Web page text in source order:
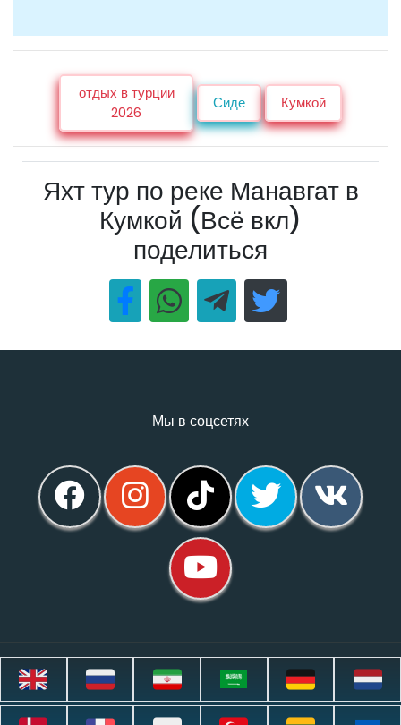
отдых в турции
2026
Сиде Кумкой
Яхт тур по реке Манавгат в
Кумкой (Всё вкл)
поделиться
Мы в соцсетях